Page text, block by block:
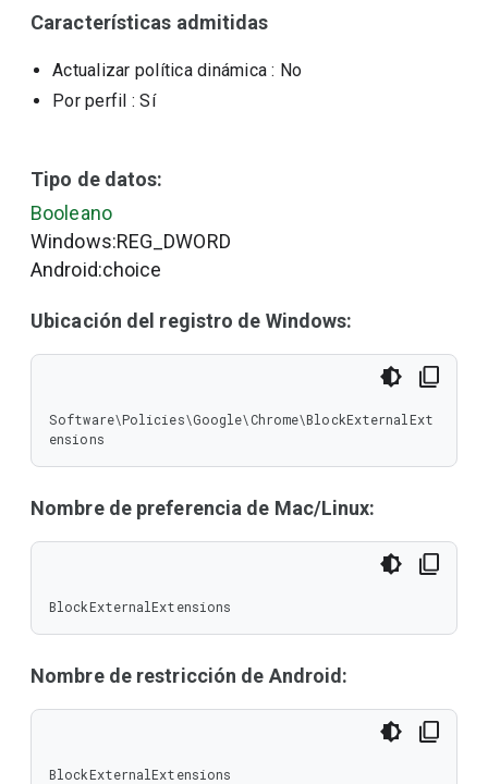
Características admitidas
Actualizar política dinámica : No
Por perfil : Sí
Tipo de datos:
Booleano
Windows:REG_DWORD
Android:choice
Ubicación del registro de Windows:
Software\Policies\Google\Chrome\BlockExternalExt
ensions
Nombre de preferencia de Mac/Linux:
BlockExternalExtensions
Nombre de restricción de Android:
BlockExternalExtensions